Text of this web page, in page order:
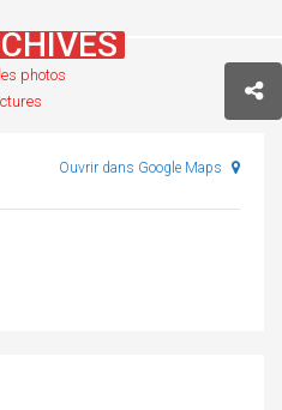
photos
Ouvrir dans Google Maps